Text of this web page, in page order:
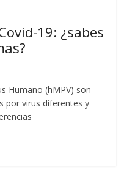
19: ¿sabes
Humano (hMPV) son
por virus diferentes y